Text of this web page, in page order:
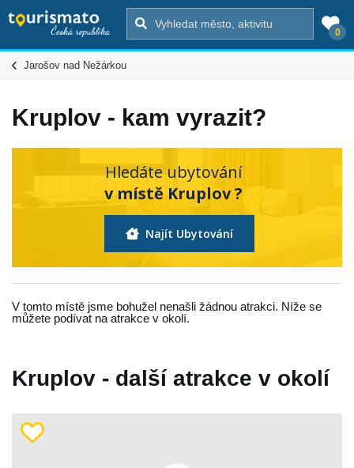
0
Jarošov nad Nežárkou
Kruplov - kam vyrazit?
Hledáte ubytování
v místě Kruplov ?
Najít Ubytování
V tomto místě jsme bohužel nenašli žádnou atrakci. Níže se
můžete podívat na atrakce v okolí.
Kruplov - další atrakce v okolí